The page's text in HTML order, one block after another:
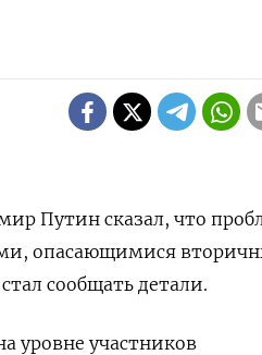
Путин сказал, что
опасающимися
сообщать детали.
уровне участников